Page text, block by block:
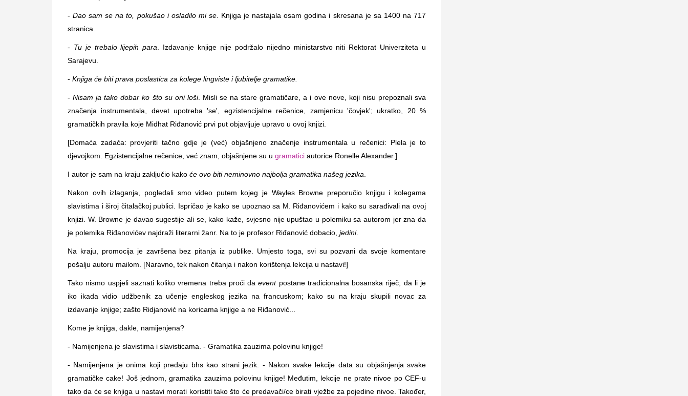
- Dao sam se na to, pokušao i osladilo mi se. Knjiga je nastajala osam godina i skresana je sa 1400 na 717
stranica.
- Tu je trebalo lijepih para . Izdavanje knjige nije podržalo nijedno ministarstvo niti Rektorat Univerziteta u
Sarajevu.
- Knjiga će biti prava poslastica za kolege lingviste i ljubitelje gramatike.
- Nisam ja tako dobar ko što su oni loši. Misli se na stare gramatičare, a i ove nove, koji nisu prepoznali sva
značenja instrumentala, devet upotreba 'se', egzistencijalne rečenice, zamjenicu 'čovjek'; ukratko, 20 %
gramatičkih pravila koje Midhat Riđanović prvi put objavljuje upravo u ovoj knjizi.
[Domaća zadaća: provjeriti tačno gdje je (već) objašnjeno značenje instrumentala u rečenici: Plela je to
djevojkom. Egzistencijalne rečenice, već znam, objašnjene su u gramatici autorice Ronelle Alexander.]
I autor je sam na kraju zaključio kako će ovo biti neminovno najbolja gramatika našeg jezika
Nakon ovih izlaganja, pogledali smo video putem kojeg je Wayles Browne preporučio knjigu i kolegama
slavistima i široj čitalačkoj publici. Ispričao je kako se upoznao sa M. Riđanovićem i kako su sarađivali na ovoj
knjizi. W. Browne je davao sugestije ali se, kako kaže, svjesno nije upuštao u polemiku sa autorom jer zna da
je polemika Riđanovićev najdraži literarni žanr. Na to je profesor Riđanović dobacio, jedini.
Na kraju, promocija je završena bez pitanja iz publike. Umjesto toga, svi su pozvani da svoje komentare
pošalju autoru mailom. [Naravno, tek nakon čitanja i nakon korištenja lekcija u nastavi!]
Tako nismo uspjeli saznati koliko vremena treba proći da event postane tradicionalna bosanska riječ; da li je
iko ikada vidio udžbenik za učenje engleskog jezika na francuskom; kako su na kraju skupili novac za
izdavanje knjige; zašto Ridjanović na koricama knjige a ne Riđanović...
Kome je knjiga, dakle, namijenjena?
- Namijenjena je slavistima i slavisticama. - Gramatika zauzima polovinu knjige!
- Namijenjena je onima koji predaju bhs kao strani jezik. - Nakon svake lekcije data su objašnjenja svake
gramatičke cake! Još jednom, gramatika zauzima polovinu knjige! Međutim, lekcije ne prate nivoe po CEF-u
tako da će se knjiga u nastavi morati koristiti tako što će predavači/ce birati vježbe za pojedine nivoe. Također,